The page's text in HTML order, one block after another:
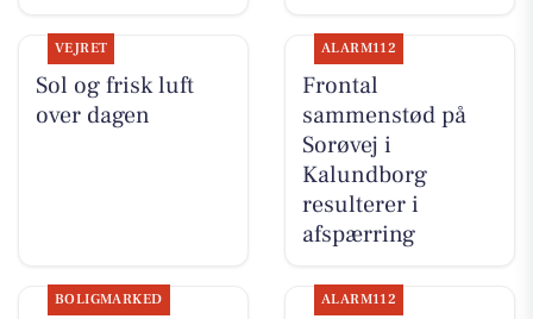
VEJRET
Sol og frisk luft
over dagen
ALARM112
Frontal
sammenstød på
Sorøvej i
Kalundborg
resulterer i
afspærring
BOLIGMARKED ALARM112